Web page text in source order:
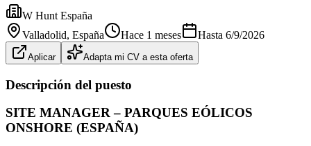
W Hunt España
Valladolid, España Hace 1 meses Hasta 6/9/2026
Aplicar Adapta mi CV a esta oferta
Descripción del puesto
SITE MANAGER – PARQUES EÓLICOS
ONSHORE (ESPAÑA)